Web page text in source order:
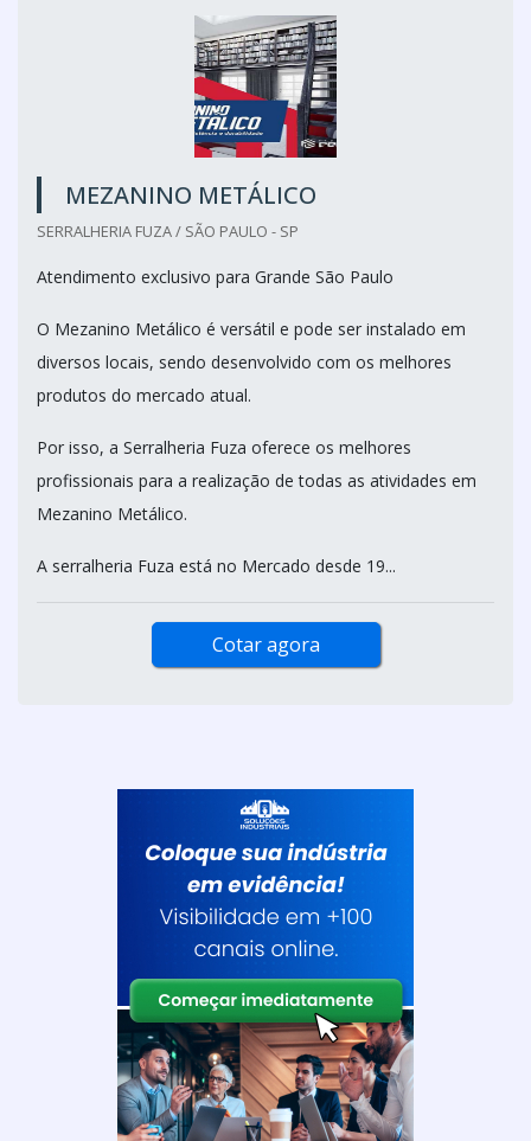
MEZANINO METÁLICO
SERRALHERIA FUZA / SÃO PAULO - SP
Atendimento exclusivo para Grande São Paulo
O Mezanino Metálico é versátil e pode ser instalado em
diversos locais, sendo desenvolvido com os melhores
produtos do mercado atual.
Por isso, a Serralheria Fuza oferece os melhores
profissionais para a realização de todas as atividades em
Mezanino Metálico.
A serralheria Fuza está no Mercado desde 19...
Cotar agora